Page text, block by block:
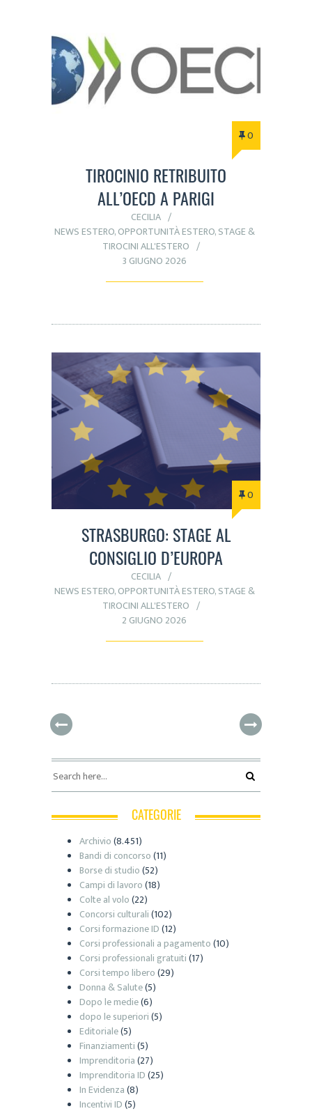
0
TIROCINIO RETRIBUITO
ALL’OECD A PARIGI
CECILIA
NEWS ESTERO,OPPORTUNITÀ ESTERO,STAGE &
TIROCINI ALL'ESTERO
3 GIUGNO 2026
0
STRASBURGO: STAGE AL
CONSIGLIO D’EUROPA
CECILIA
NEWS ESTERO,OPPORTUNITÀ ESTERO,STAGE &
TIROCINI ALL'ESTERO
2 GIUGNO 2026
CATEGORIE
Archivio(8.451)
Bandi di concorso(11)
Borse di studio(52)
Campi di lavoro(18)
Colte al volo(22)
Concorsi culturali(102)
Corsi formazione ID(12)
Corsi professionali a pagamento(10)
Corsi professionali gratuiti(17)
Corsi tempo libero(29)
Donna & Salute(5)
Dopo le medie(6)
dopo le superiori(5)
Editoriale(5)
Finanziamenti(5)
Imprenditoria(27)
Imprenditoria ID(25)
In Evidenza(8)
Incentivi ID(5)